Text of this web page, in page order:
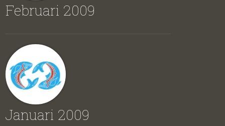
Februari 2009
Januari 2009